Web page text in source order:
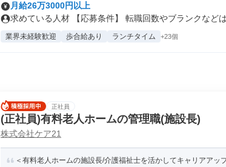
月給26万3000円以上
求めている人材 【応募条件】 転職回数やブランクなど
業界未経験歓迎 歩合給あり ランチタイム +23個
正社員
(正社員)有料老人ホームの管理職(施設長)
株式会社ケア21
＜有料老人ホームの施設長/介護福祉士を活かしてキャリアアッ